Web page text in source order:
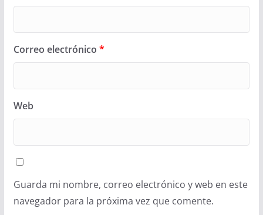
Correo electrónico *
Web
Guarda mi nombre, correo electrónico y web en este
navegador para la próxima vez que comente.